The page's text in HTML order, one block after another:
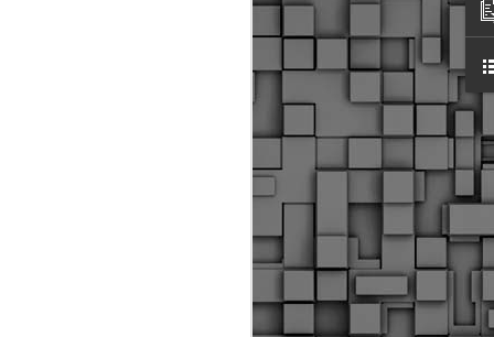
αστυνομικούς, οι οποίοι έχουν
εκπαίδευσή τους και
καθήκοντα.
ο Δήμος παρέλαβε τρία
οποία θα χρησιμοποιούνται για
μετακινήσεις των